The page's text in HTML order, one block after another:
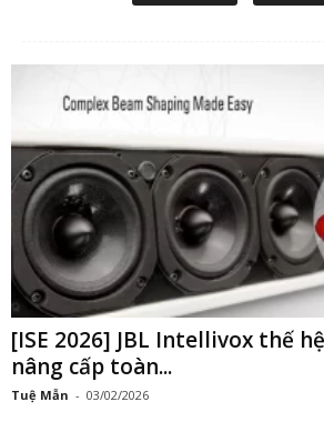
[ISE 2026] JBL Intellivox thế
nâng cấp toàn...
Tuệ Mẫn - 03/02/2026